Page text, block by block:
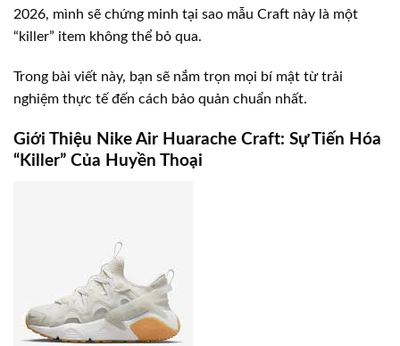
2026, mình sẽ chứng minh tại sao mẫu Craft này là một
“killer” item không thể bỏ qua.
Trong bài viết này, bạn sẽ nắm trọn mọi bí mật từ trải
nghiệm thực tế đến cách bảo quản chuẩn nhất.
Giới Thiệu Nike Air Huarache Craft: Sự Tiến Hóa
“Killer” Của Huyền Thoại